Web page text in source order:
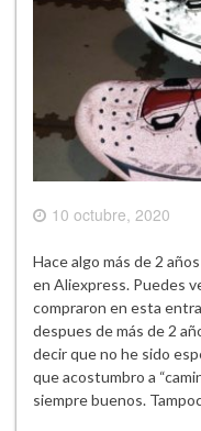
10 octubre, 2020
Hace algo más de 2
en Aliexpress. Puedes
compraron en esta
despues de más de 2
decir que no he sido
que acostumbro a
siempre buenos.